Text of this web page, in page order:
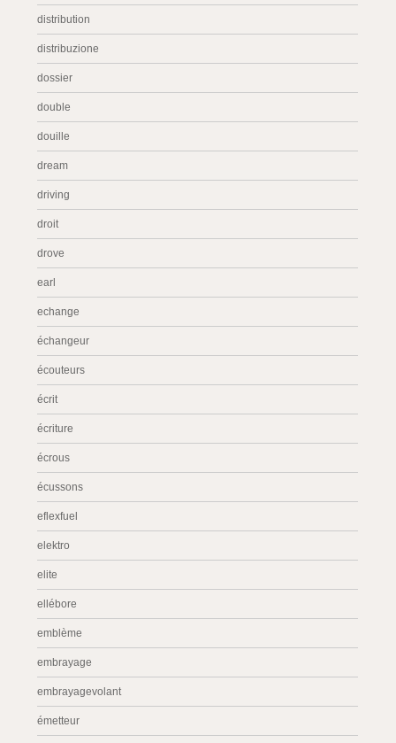
distribution
distribuzione
dossier
double
douille
dream
driving
droit
drove
earl
echange
échangeur
écouteurs
écrit
écriture
écrous
écussons
eflexfuel
elektro
elite
ellébore
emblème
embrayage
embrayagevolant
émetteur